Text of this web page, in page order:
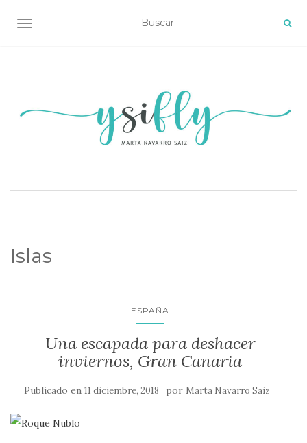
ALTERNAR NAVEGACIÓN
Islas
ESPAÑA
Una escapada para deshacer
inviernos, Gran Canaria
Publicado en 11 diciembre, 2018 por Marta Navarro Saiz